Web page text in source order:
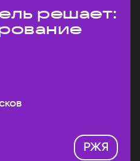
решает:
РЖЯ